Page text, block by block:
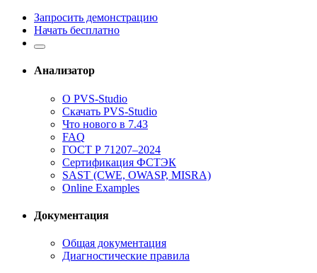
Запросить демонстрацию
Начать бесплатно
Анализатор
О PVS-Studio
Скачать PVS-Studio
Что нового в 7.43
FAQ
ГОСТ Р 71207–2024
Сертификация ФСТЭК
SAST (CWE, OWASP, MISRA)
Online Examples
Документация
Общая документация
Диагностические правила